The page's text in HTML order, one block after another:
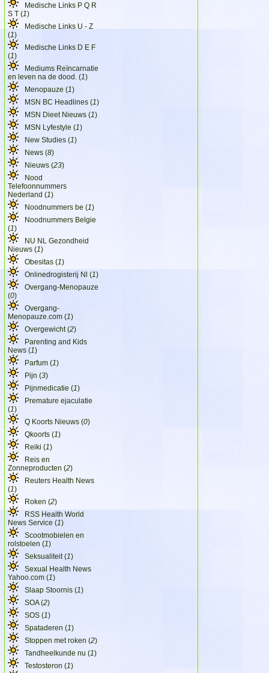
Medische Links P Q R
S T (1)
Medische Links U - Z
(1)
Medische Links D E F
(1)
Mediums Reïncarnatie
en leven na de dood. (1)
Menopauze (1)
MSN BC Headlines (1)
MSN Dieet Nieuws (1)
MSN Lyfestyle (1)
New Studies (1)
News (8)
Nieuws (23)
Nood
Telefoonnummers
Nederland (1)
Noodnummers be (1)
Noodnummers Belgie
(1)
NU NL Gezondheid
Nieuws (1)
Obesitas (1)
Onlinedrogisterij Nl (1)
Overgang-Menopauze
(0)
Overgang-
Menopauze.com (1)
Overgewicht (2)
Parenting and Kids
News (1)
Parfum (1)
Pijn (3)
Pijnmedicatie (1)
Premature ejaculatie
(1)
Q Koorts Nieuws (0)
Qkoorts (1)
Reiki (1)
Reis en
Zonneproducten (2)
Reuters Health News
(1)
Roken (2)
RSS Health World
News Service (1)
Scootmobielen en
rolstoelen (1)
Seksualiteit (1)
Sexual Health News
Yahoo.com (1)
Slaap Stoornis (1)
SOA (2)
SOS (1)
Spataderen (1)
Stoppen met roken (2)
Tandheelkunde nu (1)
Testosteron (1)